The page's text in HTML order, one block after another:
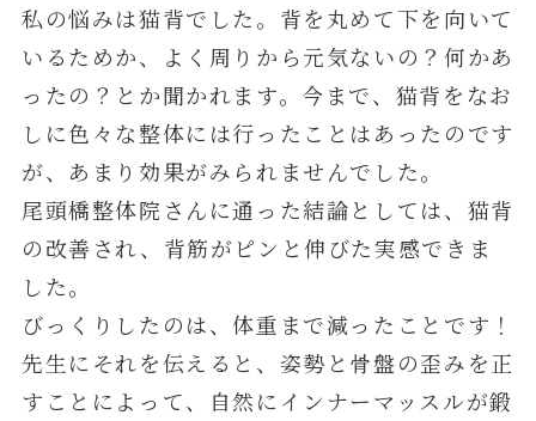
私の悩みは猫背でした。背を丸めて下を向いて
いるためか、よく周りから元気ないの？何かあ
ったの？とか聞かれます。今まで、猫背をなお
しに色々な整体には行ったことはあったのです
が、あまり効果がみられませんでした。
尾頭橋整体院さんに通った結論としては、猫背
の改善され、背筋がピンと伸びた実感できま
した。
びっくりしたのは、体重まで減ったことです！
先生にそれを伝えると、姿勢と骨盤の歪みを正
すことによって、自然にインナーマッスルが鍛